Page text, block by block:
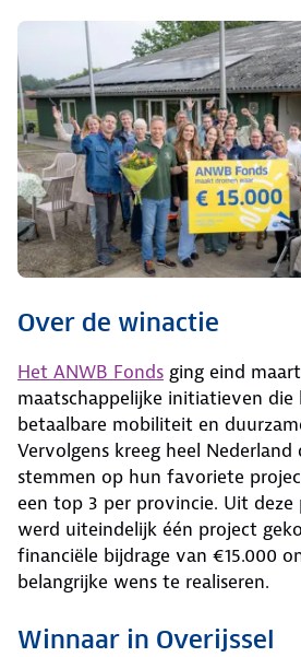
Over de winactie
Het ANWB Fonds ging eind
maatschappelijke initiatieven die
betaalbare mobiliteit en
Vervolgens kreeg heel
stemmen op hun favoriete
een top 3 per provincie. Uit
werd uiteindelijk één project
financiële bijdrage van €15.000
belangrijke wens te realiseren.
Winnaar in Overijssel